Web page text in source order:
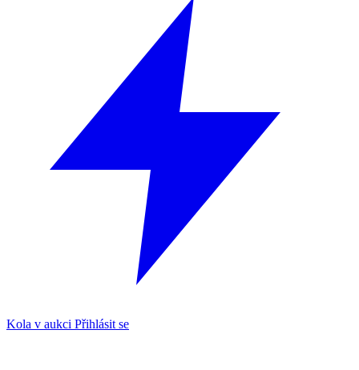
Kola v aukci Přihlásit se